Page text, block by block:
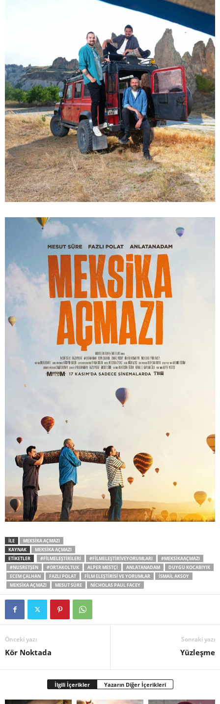
İLE
MEKSIKA AÇMAZI
KAYNAK
MEKSIKA AÇMAZI
ETİKETLER
#FILMELEŞTIRILERI #FILMELEŞTIRIVEYORUMLARI
#MEKSIKAAÇMAZI
#NUSRETŞEN
#ORTAKOLTUK ALPER MESTÇI ANLATANADAM
DUYGU KOCABIYIK
ECEM ÇALHAN
FAZLI POLAT FILM ELEŞTIRISI VE YORUMLAR
İSMAIL AKSOY
MEKSIKA AÇMAZI
MESUT SÜRE NICHOLAS PAUL FACEY
Önceki yazı
Kör Noktada
Sonraki yazı
Yüzleşme
İlgili İçerikler Yazarın Diğer İçerikleri